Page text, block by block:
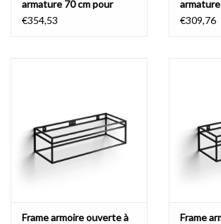
armature 70 cm pour
(New) Wash Me
€354,53
(New)
€309,76
Frame armoire ouverte à
Frame